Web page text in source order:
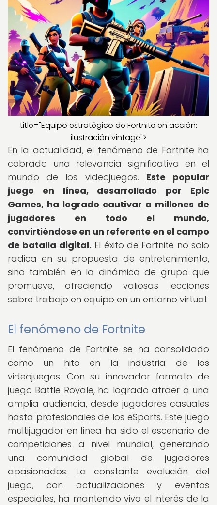
title="Equipo estratégico de Fortnite en acción:
ilustración vintage">
En la actualidad, el fenómeno de Fortnite ha
cobrado una relevancia significativa en el
mundo de los videojuegos. Este popular
juego en línea, desarrollado por Epic
Games, ha logrado cautivar a millones de
jugadores en todo el mundo,
convirtiéndose en un referente en el campo
de batalla digital. El éxito de Fortnite no solo
radica en su propuesta de entretenimiento,
sino también en la dinámica de grupo que
promueve, ofreciendo valiosas lecciones
sobre trabajo en equipo en un entorno virtual.
El fenómeno de Fortnite
El fenómeno de Fortnite se ha consolidado
como un hito en la industria de los
videojuegos. Con su innovador formato de
juego Battle Royale, ha logrado atraer a una
amplia audiencia, desde jugadores casuales
hasta profesionales de los eSports. Este juego
multijugador en línea ha sido el escenario de
competiciones a nivel mundial, generando
una comunidad global de jugadores
apasionados. La constante evolución del
juego, con actualizaciones y eventos
especiales, ha mantenido vivo el interés de la